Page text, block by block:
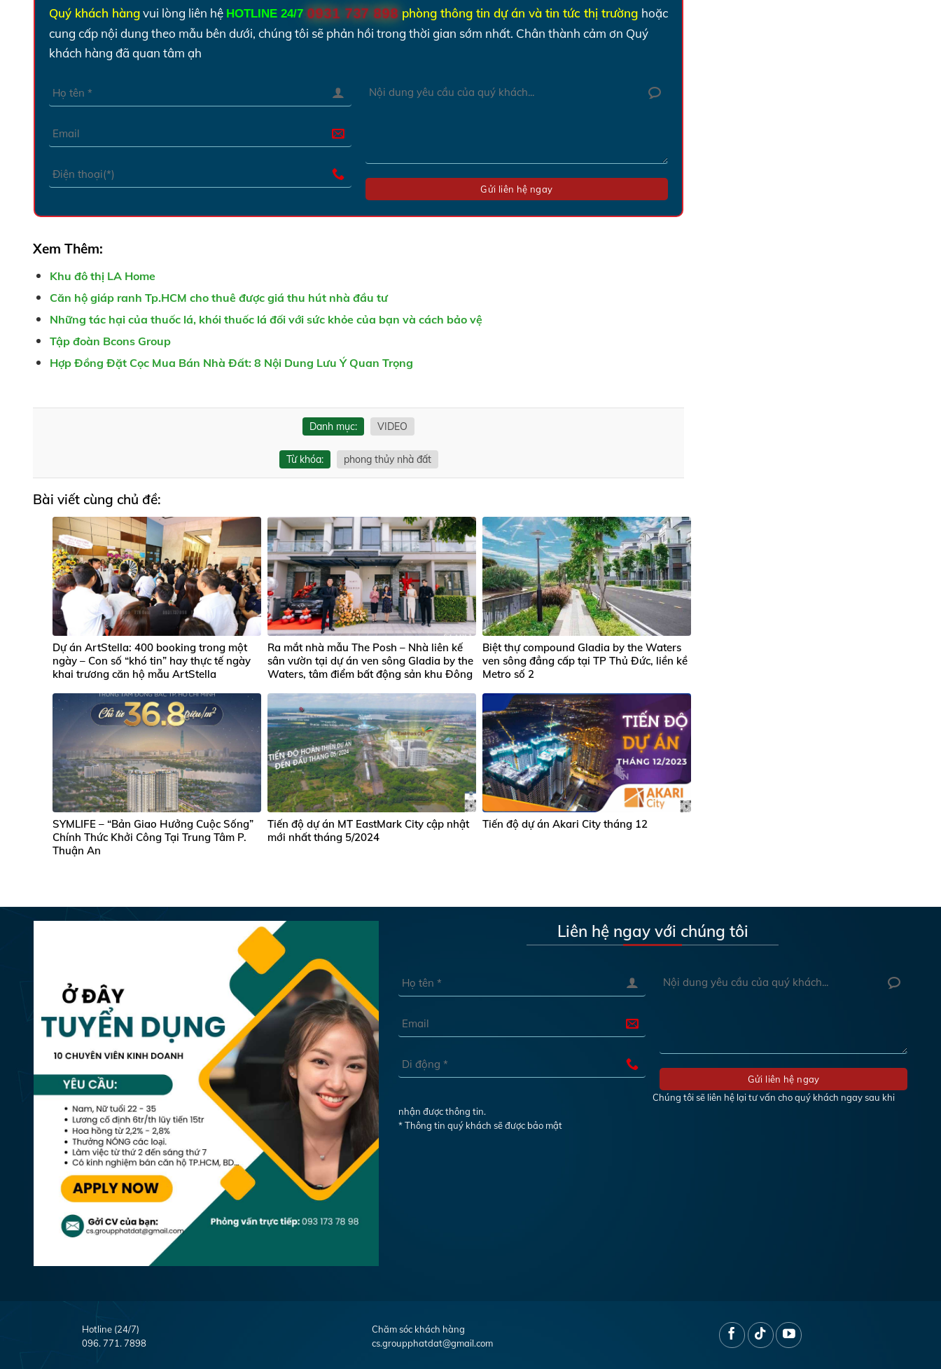
Quý khách hàngvui lòng liên hệ HOTLINE 24/7 : 0931 737 898 phòng thông tin dự án và tin tức thị trường hoặc
cung cấp nội dung theo mẫu bên dưới, chúng tôi sẽ phản hồi trong thời gian sớm nhất. Chân thành cảm ơn Quý
khách hàng đã quan tâm ạh
Xem Thêm:
Khu đô thị LA Home
Căn hộ giáp ranh Tp.HCM cho thuê được giá thu hút nhà đầu tư
Những tác hại của thuốc lá, khói thuốc lá đối với sức khỏe của bạn và cách bảo vệ
Tập đoàn Bcons Group
Hợp Đồng Đặt Cọc Mua Bán Nhà Đất: 8 Nội Dung Lưu Ý Quan Trọng
Danh mục: VIDEO
Từ khóa: phong thủy nhà đất
Bài viết cùng chủ đề:
Dự án ArtStella: 400 booking trong một
ngày – Con số “khó tin” hay thực tế ngày
khai trương căn hộ mẫu ArtStella
Ra mắt nhà mẫu The Posh – Nhà liên kế
sân vườn tại dự án ven sông Gladia by the
Waters, tâm điểm bất động sản khu Đông
Biệt thự compound Gladia by the Waters
ven sông đẳng cấp tại TP Thủ Đức, liền kề
Metro số 2
SYMLIFE – “Bản Giao Hưởng Cuộc Sống”
Chính Thức Khởi Công Tại Trung Tâm P.
Thuận An
Tiến độ dự án MT EastMark City cập nhật
mới nhất tháng 5/2024
Tiến độ dự án Akari City tháng 12
Liên hệ ngay với chúng tôi
Chúng tôi sẽ liên hệ lại tư vấn cho quý khách ngay sau khi
nhận được thông tin.
* Thông tin quý khách sẽ được bảo mật
Hotline (24/7)
096. 771. 7898
Chăm sóc khách hàng
cs.groupphatdat@gmail.com